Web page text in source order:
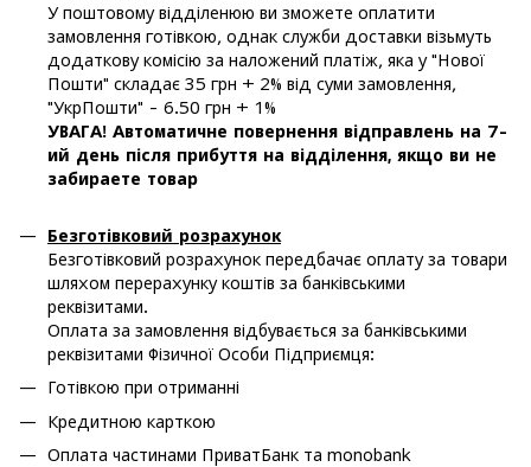
У поштовому відділенюю ви зможете оплатити
замовлення готівкою, однак служби доставки візьмуть
додаткову комісію за наложений платіж, яка у "Нової
Пошти" складає 35 грн + 2% від суми замовлення,
"УкрПошти" - 6.50 грн + 1%
УВАГА! Автоматичне повернення відправлень на 7-
ий день після прибуття на відділення, якщо ви не
забираете товар
Безготівковий розрахунок
Безготівковий розрахунок передбачає оплату за товари
шляхом перерахунку коштів за банківськими
реквізитами.
Оплата за замовлення відбувається за банківськими
реквізитами Фізичної Особи Підприємця:
Готівкою при отриманні
Кредитною карткою
Оплата частинами ПриватБанк та monobank